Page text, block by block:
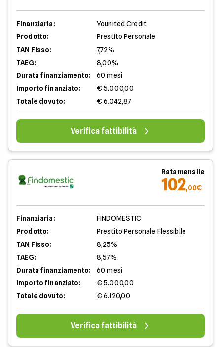
Finanziaria:
Younited Credit
Prodotto:
Prestito Personale
TAN Fisso:
7,72%
TAEG:
8,00%
Durata finanziamento:
60 mesi
Importo finanziato:
€ 5.000,00
Totale dovuto:
€ 6.042,87
Verifica fattibilità
Rata mensile
102,00€
Finanziaria:
FINDOMESTIC
Prodotto:
Prestito Personale Flessibile
TAN Fisso:
8,25%
TAEG:
8,57%
Durata finanziamento:
60 mesi
Importo finanziato:
€ 5.000,00
Totale dovuto:
€ 6.120,00
Verifica fattibilità